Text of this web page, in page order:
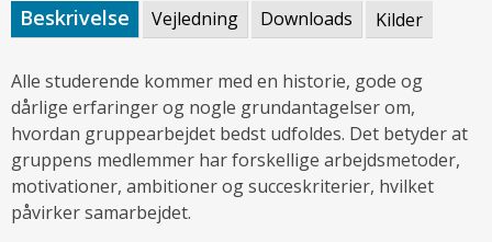
Beskrivelse Vejledning Downloads Kilder
Alle studerende kommer med en historie, gode og
dårlige erfaringer og nogle grundantagelser om,
hvordan gruppearbejdet bedst udfoldes. Det betyder at
gruppens medlemmer har forskellige arbejdsmetoder,
motivationer, ambitioner og succeskriterier, hvilket
påvirker samarbejdet.